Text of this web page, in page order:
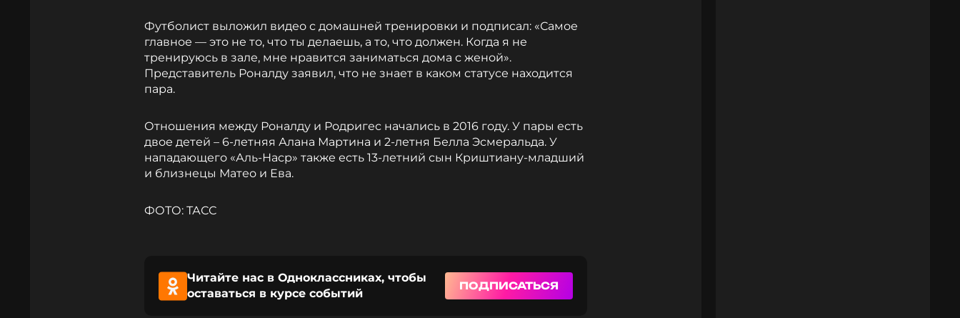
Футболист выложил видео с домашней тренировки и подписал: «Самое
главное — это не то, что ты делаешь, а то, что должен. Когда я не
тренируюсь в зале, мне нравится заниматься дома с женой».
Представитель Роналду заявил, что не знает в каком статусе находится
пара.
Отношения между Роналду и Родригес начались в 2016 году. У пары есть
двое детей – 6-летняя Алана Мартина и 2-летня Белла Эсмеральда. У
нападающего «Аль-Наср» также есть 13-летний сын Криштиану-младший
и близнецы Матео и Ева.
ФОТО: ТАСС
Читайте нас в Одноклассниках, чтобы
оставаться в курсе событий
ПОДПИСАТЬСЯ